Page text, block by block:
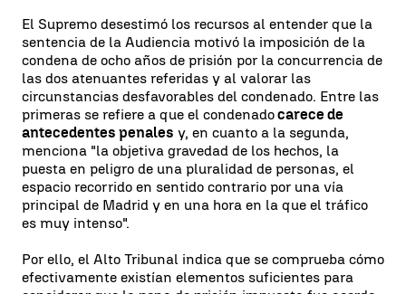
El Supremo desestimó los recursos al entender que la
sentencia de la Audiencia motivó la imposición de la
condena de ocho años de prisión por la concurrencia de
las dos atenuantes referidas y al valorar las
circunstancias desfavorables del condenado. Entre las
primeras se refiere a que el condenadocarece de
antecedentes penales y, en cuanto a la segunda,
menciona "la objetiva gravedad de los hechos, la
puesta en peligro de una pluralidad de personas, el
espacio recorrido en sentido contrario por una vía
principal de Madrid y en una hora en la que el tráfico
es muy intenso".
Por ello, el Alto Tribunal indica que se comprueba cómo
efectivamente existían elementos suficientes para